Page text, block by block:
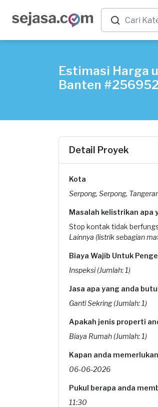
Estimasi Harga
Banten
Detail Proyek
Kota
Serpong, Serpong,
Masalah kelistrikan apa
Stop kontak tidak
Lainnya (listrik sebagian
Biaya Wajib Untuk
Inspeksi (Jumlah: 1)
Jasa apa yang anda
Ganti Sekring (Jumlah: 1)
Apakah jenis properti
Biaya Rumah (Jumlah: 1)
Kapan anda
06-06-2026
Pukul berapa anda
11:30